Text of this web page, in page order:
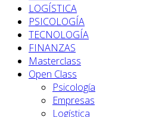
LOGÍSTICA
PSICOLOGÍA
TECNOLOGÍA
FINANZAS
Masterclass
Open Class
Psicología
Empresas
Logística